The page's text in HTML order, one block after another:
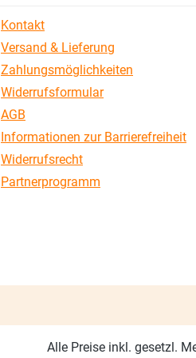
Kontakt
Versand & Lieferung
Zahlungsmöglichkeiten
Widerrufsformular
AGB
Informationen zur Barrierefreiheit
Widerrufsrecht
Partnerprogramm
Alle Preise inkl. gesetzl.